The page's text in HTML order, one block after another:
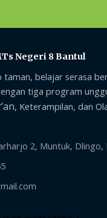
Negeri 8 Bantul
taman, belajar serasa
tiga program
Keterampilan, dan
2, Muntuk, Dlingo,